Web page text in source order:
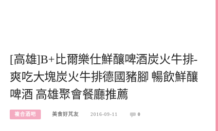
[高雄]B+比爾樂仕鮮釀啤酒炭火牛排-
爽吃大塊炭火牛排德國豬腳 暢飲鮮釀
啤酒 高雄聚會餐廳推薦
複合酒吧 美食好芃友 2016-09-11 0